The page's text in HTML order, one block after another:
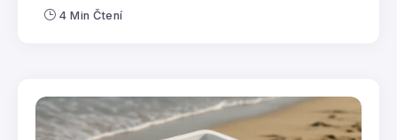
4 Min Čtení